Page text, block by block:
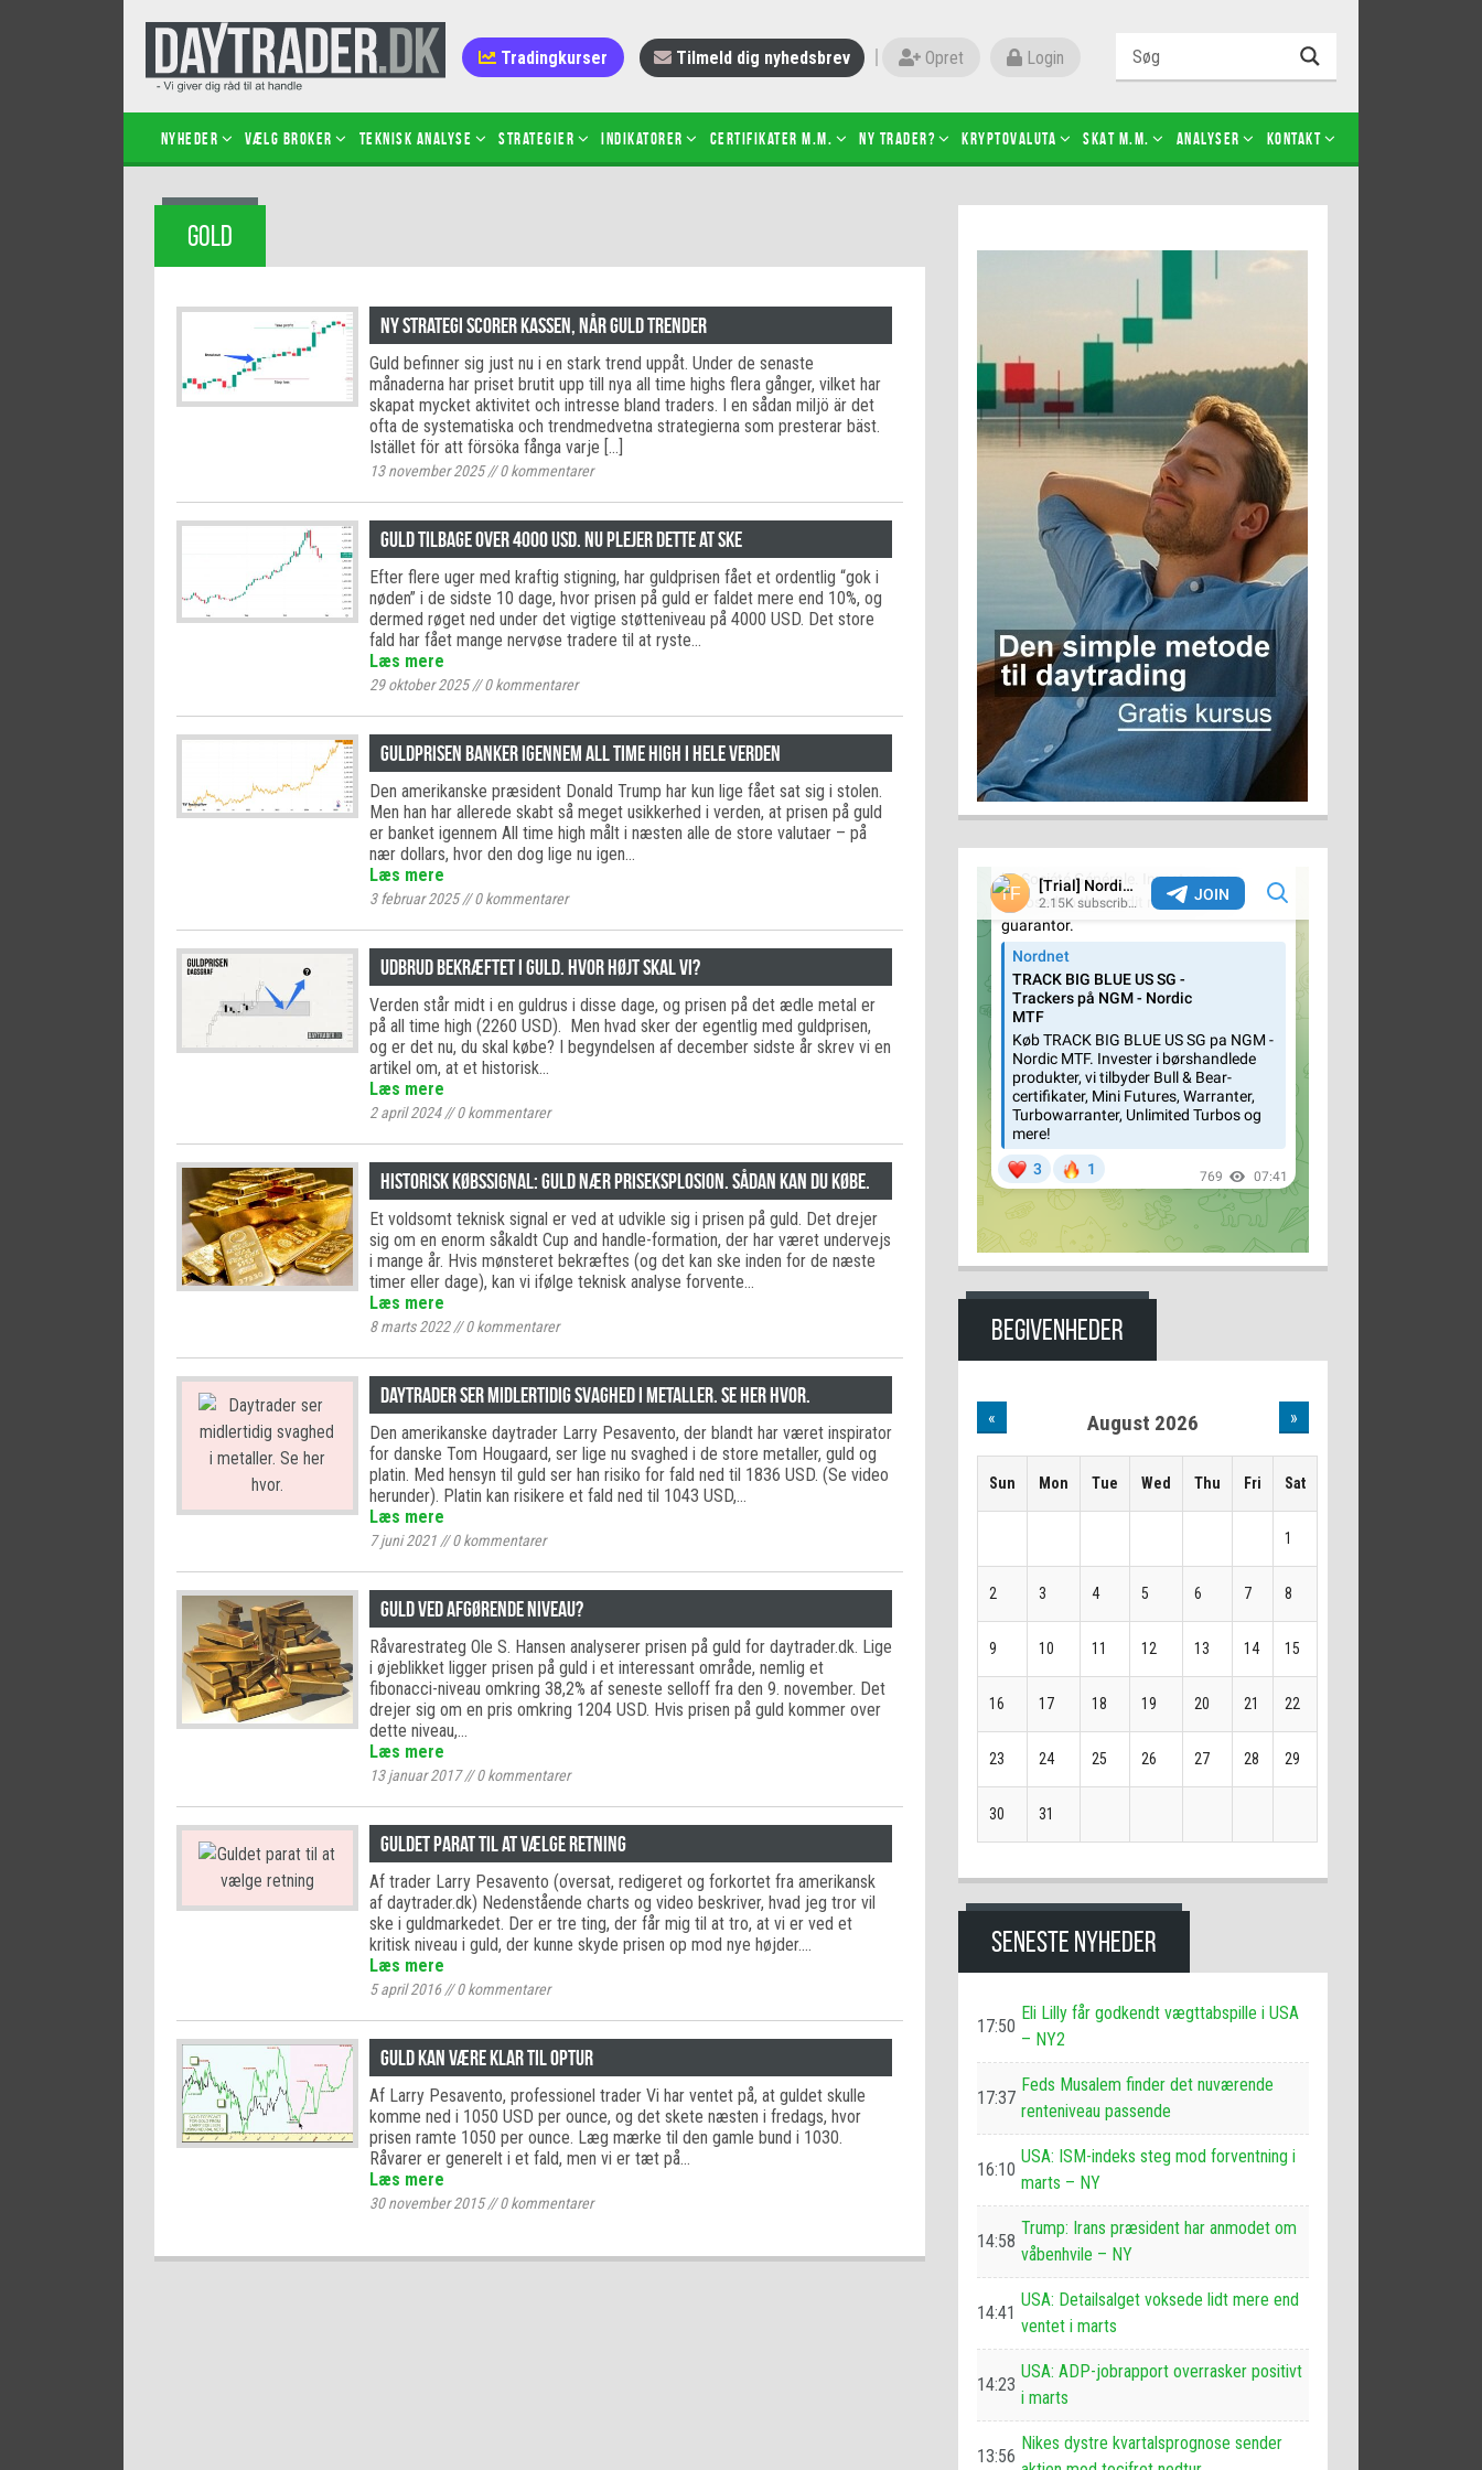
Tradingkurser Tilmeld dig nyhedsbrev Opret Login
Nyheder Vælg broker Teknisk analyse Strategier Indikatorer Certifikater m.m. Ny trader?
Sådan bruges stop-loss
Hvad sætter du på spil ved CFD-
handel?
Sådan fungerer BULL & BEAR-
certifikater
Det betyder de nye ESMA-regler
Gearing af aktier – hvad er det?
Futures-kontrakter
Kopier Jeppe Kirk Bonde
Kryptovaluta SKAT m.m. Analyser Kontakt
GOLD
Ny strategi scorer kassen, når guld trender
Guld befinner sig just nu i en stark trend uppåt. Under de senaste
månaderna har priset brutit upp till nya all time highs flera gånger, vilket har
skapat mycket aktivitet och intresse bland traders. I en sådan miljö är det
ofta de systematiska och trendmedvetna strategierna som presterar bäst.
Istället för att försöka fånga varje […]
13 november 2025//0kommentarer
Guld tilbage over 4000 USD. Nu plejer dette at ske
Efter flere uger med kraftig stigning, har guldprisen fået et ordentlig “gok i
nøden” i de sidste 10 dage, hvor prisen på guld er faldet mere end 10%, og
dermed røget ned under det vigtige støtteniveau på 4000 USD. Det store
fald har fået mange nervøse tradere til at ryste…
Læs mere
29 oktober 2025//0kommentarer
Guldprisen banker igennem all time high i hele verden
Den amerikanske præsident Donald Trump har kun lige fået sat sig i stolen.
Men han har allerede skabt så meget usikkerhed i verden, at prisen på guld
er banket igennem All time high målt i næsten alle de store valutaer – på
nær dollars, hvor den dog lige nu igen…
Læs mere
3 februar 2025//0kommentarer
Udbrud bekræftet i guld. Hvor højt skal vi?
Verden står midt i en guldrus i disse dage, og prisen på det ædle metal er
på all time high (2260 USD). Men hvad sker der egentlig med guldprisen,
og er det nu, du skal købe? I begyndelsen af december sidste år skrev vi en
artikel om, at et historisk…
Læs mere
2 april 2024//0kommentarer
Historisk købssignal: Guld nær priseksplosion. Sådan kan du købe.
Et voldsomt teknisk signal er ved at udvikle sig i prisen på guld. Det drejer
sig om en enorm såkaldt Cup and handle-formation, der har været undervejs
i mange år. Hvis mønsteret bekræftes (og det kan ske inden for de næste
timer eller dage), kan vi ifølge teknisk analyse forvente…
Læs mere
8 marts 2022//0kommentarer
Daytrader ser midlertidig svaghed i metaller. Se her hvor.
Den amerikanske daytrader Larry Pesavento, der blandt har været inspirator
for danske Tom Hougaard, ser lige nu svaghed i de store metaller, guld og
platin. Med hensyn til guld ser han risiko for fald ned til 1836 USD. (Se video
herunder). Platin kan risikere et fald ned til 1043 USD,…
Læs mere
7 juni 2021//0kommentarer
Guld ved afgørende niveau?
Råvarestrateg Ole S. Hansen analyserer prisen på guld for daytrader.dk. Lige
i øjeblikket ligger prisen på guld i et interessant område, nemlig et
fibonacci-niveau omkring 38,2% af seneste selloff fra den 9. november. Det
drejer sig om en pris omkring 1204 USD. Hvis prisen på guld kommer over
dette niveau,…
Læs mere
13 januar 2017//0kommentarer
Guldet parat til at vælge retning
Af trader Larry Pesavento (oversat, redigeret og forkortet fra amerikansk
af daytrader.dk) Nedenstående charts og video beskriver, hvad jeg tror vil
ske i guldmarkedet. Der er tre ting, der får mig til at tro, at vi er ved et
kritisk niveau i guld, der kunne skyde prisen op mod nye højder.…
Læs mere
5 april 2016//0kommentarer
Guld kan være klar til optur
Af Larry Pesavento, professionel trader Vi har ventet på, at guldet skulle
komme ned i 1050 USD per ounce, og det skete næsten i fredags, hvor
prisen ramte 1050 per ounce. Læg mærke til den gamle bund i 1030.
Råvarer er generelt i et fald, men vi er tæt på…
Læs mere
30 november 2015//0kommentarer
BEGIVENHEDER
« August 2026 »
Sun Mon Tue Wed Thu Fri Sat
1
2 3 4 5 6 7 8
9 10 11 12 13 14 15
16 17 18 19 20 21 22
23 24 25 26 27 28 29
30 31
SENESTE NYHEDER
17:50
Eli Lilly får godkendt vægttabspille i USA
– NY2
17:37
Feds Musalem finder det nuværende
renteniveau passende
16:10
USA: ISM-indeks steg mod forventning i
marts – NY
14:58
Trump: Irans præsident har anmodet om
våbenhvile – NY
14:41
USA: Detailsalget voksede lidt mere end
ventet i marts
14:23
USA: ADP-jobrapport overrasker positivt
i marts
13:56
Nikes dystre kvartalsprognose sender